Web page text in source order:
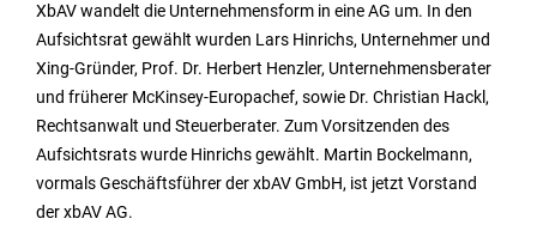
XbAV wandelt die Unternehmensform in eine AG um. In den
Aufsichtsrat gewählt wurden Lars Hinrichs, Unternehmer und
Xing-Gründer, Prof. Dr. Herbert Henzler, Unternehmensberater
und früherer McKinsey-Europachef, sowie Dr. Christian Hackl,
Rechtsanwalt und Steuerberater. Zum Vorsitzenden des
Aufsichtsrats wurde Hinrichs gewählt. Martin Bockelmann,
vormals Geschäftsführer der xbAV GmbH, ist jetzt Vorstand
der xbAV AG.